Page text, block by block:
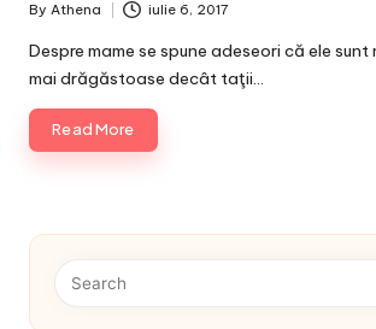
Posted
by
By Athena iulie 6, 2017
Despre mame se spune adeseori că ele
mai drăgăstoase decât taţii…
Read More